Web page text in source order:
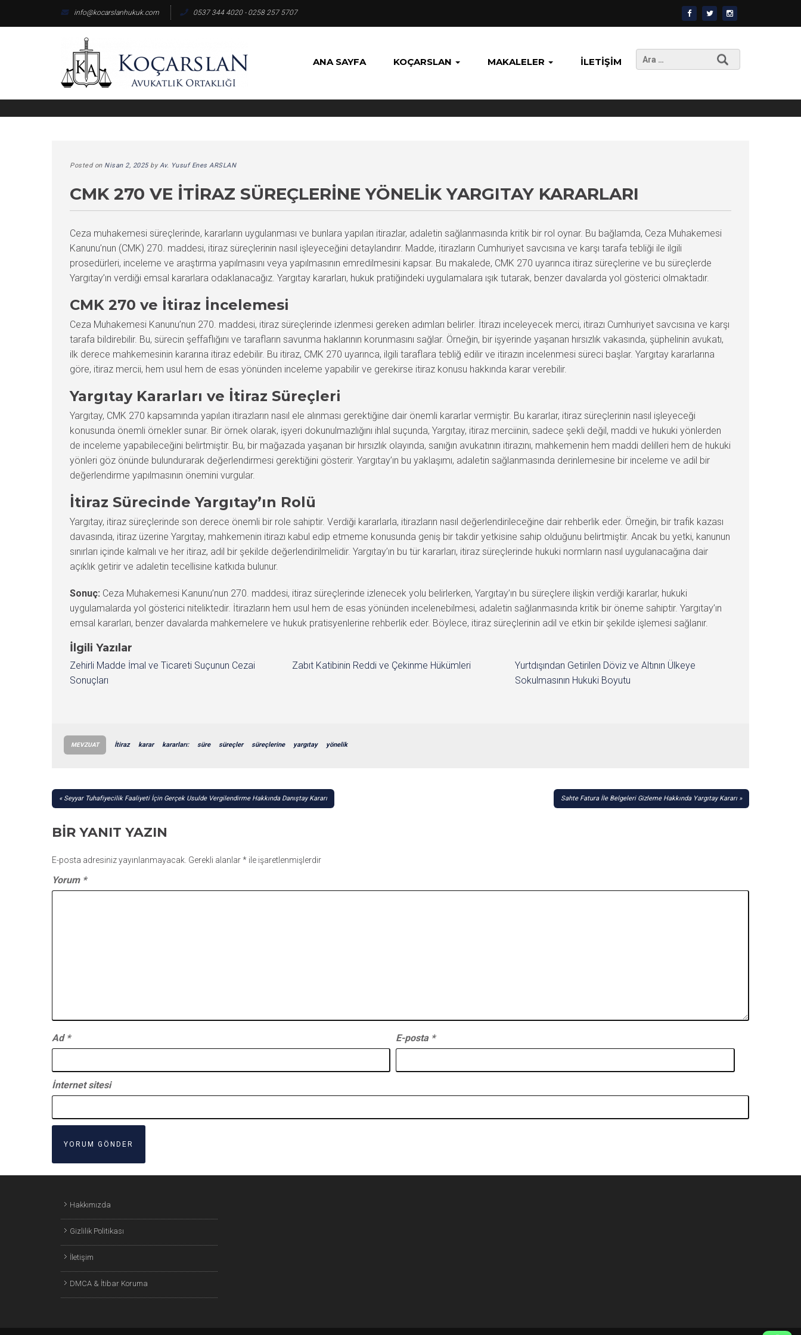
info@kocarslanhukuk.com 0537 344 4020 - 0258 257 5707
ANA SAYFA KOÇARSLAN MAKALELER İLETIŞIM
Arama:
Posted on Nisan 2, 2025byAv. Yusuf Enes ARSLAN
CMK 270 VE İTIRAZ SÜREÇLERINE YÖNELIK YARGITAY KARARLARI
Ceza muhakemesi süreçlerinde, kararların uygulanması ve bunlara yapılan itirazlar, adaletin sağlanmasında kritik bir rol oynar. Bu bağlamda, Ceza Muhakemesi
Kanunu’nun (CMK) 270. maddesi, itiraz süreçlerinin nasıl işleyeceğini detaylandırır. Madde, itirazların Cumhuriyet savcısına ve karşı tarafa tebliği ile ilgili
prosedürleri, inceleme ve araştırma yapılmasını veya yapılmasının emredilmesini kapsar. Bu makalede, CMK 270 uyarınca itiraz süreçlerine ve bu süreçlerde
Yargıtay’ın verdiği emsal kararlara odaklanacağız. Yargıtay kararları, hukuk pratiğindeki uygulamalara ışık tutarak, benzer davalarda yol gösterici olmaktadır.
CMK 270 ve İtiraz İncelemesi
Ceza Muhakemesi Kanunu’nun 270. maddesi, itiraz süreçlerinde izlenmesi gereken adımları belirler. İtirazı inceleyecek merci, itirazı Cumhuriyet savcısına ve karşı
tarafa bildirebilir. Bu, sürecin şeffaflığını ve tarafların savunma haklarının korunmasını sağlar. Örneğin, bir işyerinde yaşanan hırsızlık vakasında, şüphelinin avukatı,
ilk derece mahkemesinin kararına itiraz edebilir. Bu itiraz, CMK 270 uyarınca, ilgili taraflara tebliğ edilir ve itirazın incelenmesi süreci başlar. Yargıtay kararlarına
göre, itiraz mercii, hem usul hem de esas yönünden inceleme yapabilir ve gerekirse itiraz konusu hakkında karar verebilir.
Yargıtay Kararları ve İtiraz Süreçleri
Yargıtay, CMK 270 kapsamında yapılan itirazların nasıl ele alınması gerektiğine dair önemli kararlar vermiştir. Bu kararlar, itiraz süreçlerinin nasıl işleyeceği
konusunda önemli örnekler sunar. Bir örnek olarak, işyeri dokunulmazlığını ihlal suçunda, Yargıtay, itiraz merciinin, sadece şekli değil, maddi ve hukuki yönlerden
de inceleme yapabileceğini belirtmiştir. Bu, bir mağazada yaşanan bir hırsızlık olayında, sanığın avukatının itirazını, mahkemenin hem maddi delilleri hem de hukuki
yönleri göz önünde bulundurarak değerlendirmesi gerektiğini gösterir. Yargıtay’ın bu yaklaşımı, adaletin sağlanmasında derinlemesine bir inceleme ve adil bir
değerlendirme yapılmasının önemini vurgular.
İtiraz Sürecinde Yargıtay’ın Rolü
Yargıtay, itiraz süreçlerinde son derece önemli bir role sahiptir. Verdiği kararlarla, itirazların nasıl değerlendirileceğine dair rehberlik eder. Örneğin, bir trafik kazası
davasında, itiraz üzerine Yargıtay, mahkemenin itirazı kabul edip etmeme konusunda geniş bir takdir yetkisine sahip olduğunu belirtmiştir. Ancak bu yetki, kanunun
sınırları içinde kalmalı ve her itiraz, adil bir şekilde değerlendirilmelidir. Yargıtay’ın bu tür kararları, itiraz süreçlerinde hukuki normların nasıl uygulanacağına dair
açıklık getirir ve adaletin tecellisine katkıda bulunur.
Sonuç: Ceza Muhakemesi Kanunu’nun 270. maddesi, itiraz süreçlerinde izlenecek yolu belirlerken, Yargıtay’ın bu süreçlere ilişkin verdiği kararlar, hukuki
uygulamalarda yol gösterici niteliktedir. İtirazların hem usul hem de esas yönünden incelenebilmesi, adaletin sağlanmasında kritik bir öneme sahiptir. Yargıtay’ın
emsal kararları, benzer davalarda mahkemelere ve hukuk pratisyenlerine rehberlik eder. Böylece, itiraz süreçlerinin adil ve etkin bir şekilde işlemesi sağlanır.
İlgili Yazılar
Zehirli Madde İmal ve Ticareti Suçunun Cezai
Sonuçları
Zabıt Katibinin Reddi ve Çekinme Hükümleri
Yurtdışından Getirilen Döviz ve Altının Ülkeye
Sokulmasının Hukuki Boyutu
MEVZUAT İtiraz karar kararları: süre süreçler süreçlerine yargıtay yönelik
YAZI
Seyyar Tuhafiyecilik Faaliyeti İçin Gerçek Usulde Vergilendirme Hakkında Danıştay Kararı Sahte Fatura İle Belgeleri Gizleme Hakkında Yargıtay Kararı
BIR YANIT YAZIN
E-posta adresiniz yayınlanmayacak. Gerekli alanlar* ile işaretlenmişlerdir
Yorum *
Ad * E-posta *
İnternet sitesi
Hakkımızda
Gizlilik Politikası
İletişim
DMCA & İtibar Koruma